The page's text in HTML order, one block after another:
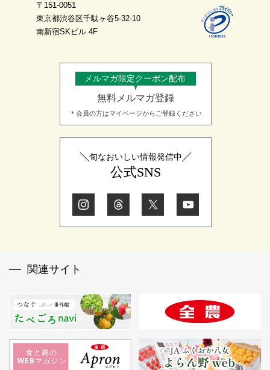
〒151-0051
東京都渋谷区千駄ヶ谷5-32-10
南新宿SKビル 4F
メルマガ限定クーポン配布
無料メルマガ登録
＊会員の方はマイページからご登録ください
旬なおいしい情報発信中
公式SNS
関連サイト